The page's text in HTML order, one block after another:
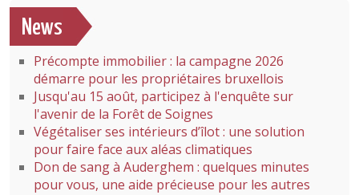
News
Précompte immobilier : la campagne 2026
démarre pour les propriétaires bruxellois
Jusqu'au 15 août, participez à l'enquête sur
l'avenir de la Forêt de Soignes
Végétaliser ses intérieurs d’îlot : une solution
pour faire face aux aléas climatiques
Don de sang à Auderghem : quelques minutes
pour vous, une aide précieuse pour les autres